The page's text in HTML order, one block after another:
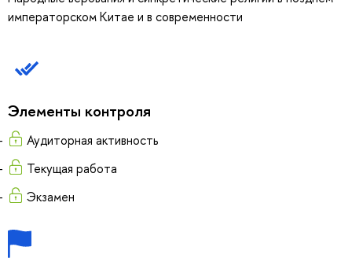
императорском Китае и в современности
Элементы контроля
Аудиторная активность
Текущая работа
Экзамен